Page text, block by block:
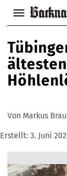
Navigation
anzeigen
bzw.
verbergen
Von Markus
Erstellt: 3. Juni